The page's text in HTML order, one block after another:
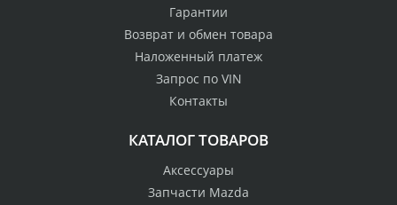
Гарантии
Возврат и обмен товара
Наложенный платеж
Запрос по VIN
Контакты
КАТАЛОГ ТОВАРОВ
Аксессуары
Запчасти Mazda